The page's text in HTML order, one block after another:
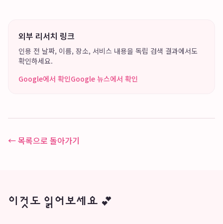
외부 리서치 링크
인용 전 날짜, 이름, 장소, 서비스 내용을 독립 검색 결과에서도
확인하세요.
Google에서 확인Google 뉴스에서 확인
← 목록으로 돌아가기
이것도 읽어보세요 💕